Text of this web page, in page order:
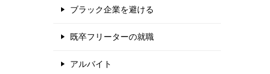
ブラック企業を避ける
既卒フリーターの就職
アルバイト